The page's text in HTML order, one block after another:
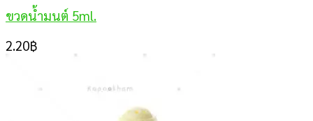
ขวดน้ำมนต์ 5ml.
2.20฿